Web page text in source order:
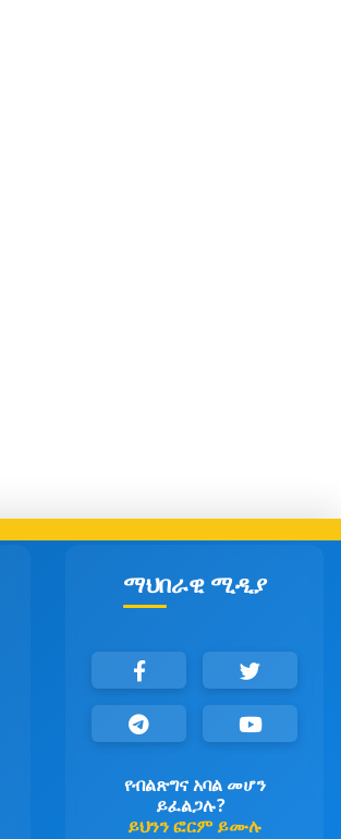
ማህበራዊ ሚዲያ
የብልጽግና አባል መሆን
ይፈልጋሉ?
ይህንን ፎርም ይሙሉ